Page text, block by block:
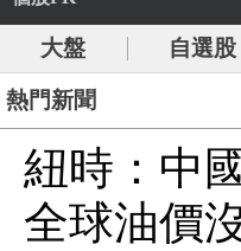
大盤 自選股
熱門新聞
紐時：中
全球油價